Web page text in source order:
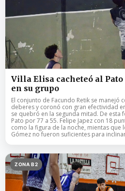
Villa Elisa cacheteó al
en su grupo
El conjunto de Facundo Retik se manejó
deberes y coronó con gran efectividad
se quebró en la segunda mitad. De esta
Pato por 77 a 55. Felipe Japez con 18
como la figura de la noche, mientas que
Gómez no fueron suficientes para
ZONA B2